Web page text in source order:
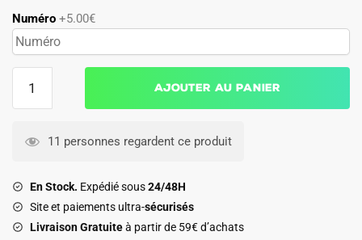
Numéro +5.00€
Bresil
Ajouter au panier
11 personnes regardent ce produit
En Stock. Expédié sous24/48H
Site et paiements ultra-sécurisés
Livraison Gratuiteà partir de 59€ d’achats